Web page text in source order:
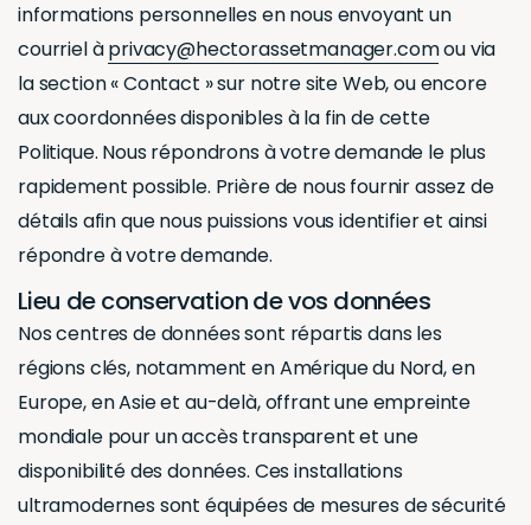
informations personnelles en nous envoyant un
courriel àprivacy@hectorassetmanager.comou via
la section « Contact » sur notre site Web, ou encore
aux coordonnées disponibles à la fin de cette
Politique. Nous répondrons à votre demande le plus
rapidement possible. Prière de nous fournir assez de
détails afin que nous puissions vous identifier et ainsi
répondre à votre demande.
Lieu de conservation de vos données
Nos centres de données sont répartis dans les
régions clés, notamment en Amérique du Nord, en
Europe, en Asie et au-delà, offrant une empreinte
mondiale pour un accès transparent et une
disponibilité des données. Ces installations
ultramodernes sont équipées de mesures de sécurité